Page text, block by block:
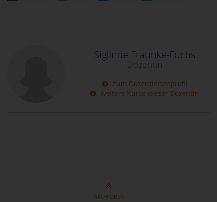
Siglinde Fraunke-Fuchs
Dozentin
zum Dozentinnenprofil
weitere Kurse dieser Dozentin
NACH OBEN